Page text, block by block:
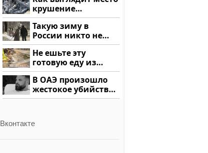
крушение
вертолета на
Кавказе: смотреть
Такую зиму в
России никто не
ждал: как так?!
Не ешьте эту
готовую еду из
магазина: список
В ОАЭ произошло
жестокое убийство
криптомиллионера
Вконтакте